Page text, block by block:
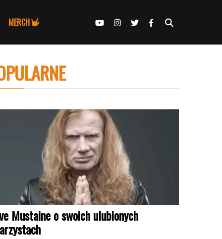
MERCH
Mustaine o swoich ulubionych